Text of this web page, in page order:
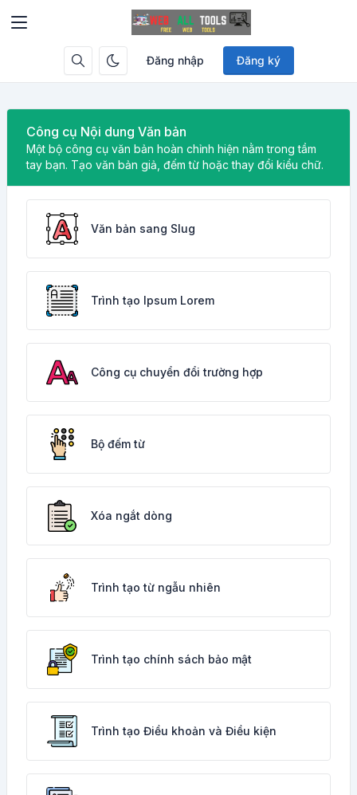
Đăng nhập Đăng ký
Công cụ Nội dung Văn bản
Một bộ công cụ văn bản hoàn chỉnh hiện nằm trong tầm
tay bạn. Tạo văn bản giả, đếm từ hoặc thay đổi kiểu chữ.
Văn bản sang Slug
Trình tạo Ipsum Lorem
Công cụ chuyển đổi trường hợp
Bộ đếm từ
Xóa ngắt dòng
Trình tạo từ ngẫu nhiên
Trình tạo chính sách bảo mật
Trình tạo Điều khoản và Điều kiện